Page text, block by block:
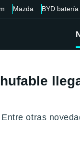
Mazda BYD batería
otras